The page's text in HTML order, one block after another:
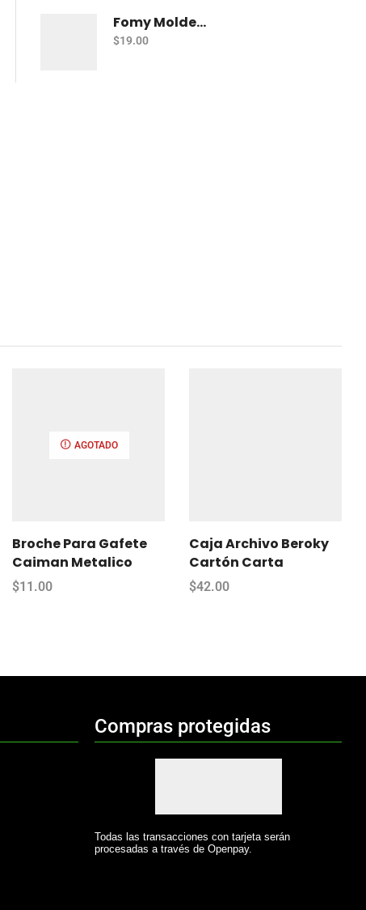
Fomy Moldeable Pelikan Rojo
$19.00
AGOTADO
Broche Para Gafete
Caiman Metalico
$11.00
Caja Archivo Beroky
Cartón Carta
$42.00
Compras protegidas
Todas las transacciones con tarjeta serán
procesadas a través de Openpay.